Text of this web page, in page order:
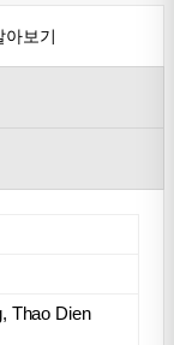
아보기
Thao Dien